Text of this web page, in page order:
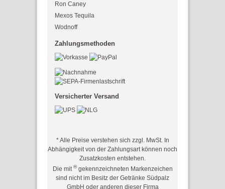
Ron Caney
Mexos Tequila
Wodnoff
Zahlungsmethoden
Versicherter Versand
* Alle Preise verstehen sich zzgl. MwSt. In
Abhängigkeit von der Zahlungsart können noch
Zusatzkosten entstehen.
Die mit®gekennzeichneten Markenzeichen
sind nicht im Besitz der Getränke Südpalz
GmbH oder anderen dieser Firma